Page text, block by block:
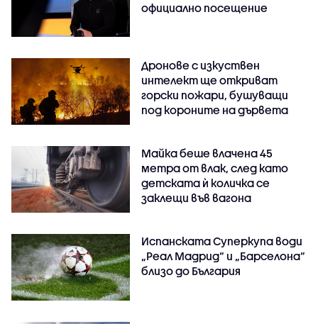
официално посещение
Дронове с изкуствен
интелект ще откриват
горски пожари, бушуващи
под короните на дървета
Майка беше влачена 45
метра от влак, след като
детската ѝ количка се
заклещи във вагона
Испанската Суперкупа води
„Реал Мадрид“ и „Барселона“
близо до България